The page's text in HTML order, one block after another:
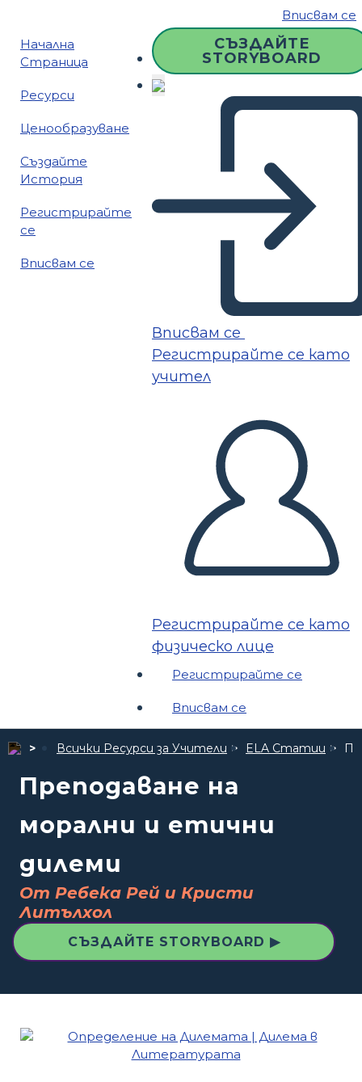
Вписвам се
Начална
Страница
Ресурси
Ценообразуване
Създайте
История
Регистрирайте
се
Вписвам се
СЪЗДАЙТЕ
STORYBOARD
Вписвам се
Регистрирайте се като
учител
Регистрирайте се като
физическо лице
Регистрирайте се
Вписвам се
Всички Ресурси за Учители ELA Статии
Преподаване на
морални и етични
дилеми
От Ребека Рей и Кристи
Литълхол
СЪЗДАЙТЕ STORYBOARD ▶